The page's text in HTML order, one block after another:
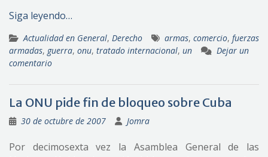
Siga leyendo…
Actualidad en General, Derecho armas, comercio, fuerzas
armadas, guerra, onu, tratado internacional, un
Dejar un
comentario
La ONU pide fin de bloqueo sobre Cuba
30 de octubre de 2007 Jomra
Por decimosexta vez la Asamblea General de las